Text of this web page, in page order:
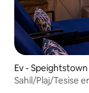
Ev - Speightstown
Sahil/Plaj/Tesise